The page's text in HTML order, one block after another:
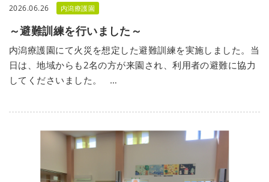
2026.06.26 内潟療護園
～避難訓練を行いました～
内潟療護園にて火災を想定した避難訓練を実施しました。当
日は、地域からも2名の方が来園され、利用者の避難に協力
してくださいました。 …